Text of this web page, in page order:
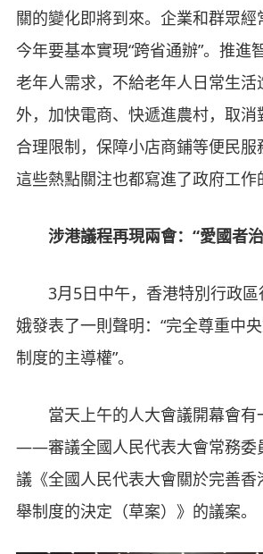
關的變化即將到來。企業和群眾經
今年要基本實現“跨省通辦”。推進
老年人需求，不給老年人日常生活
外，加快電商、快遞進農村，取消
合理限制，保障小店商鋪等便民
這些熱點關注也都寫進了政府工作
涉港議程再現兩會： “愛國者
3月5日中午，香港特別行政區
娥發表了一則聲明：“完全尊重中
制度的主導權”。
當天上午的人大會議開幕會有
——審議全國人民代表大會常務委
議《全國人民代表大會關於完善香
舉制度的決定（草案）》的議案。